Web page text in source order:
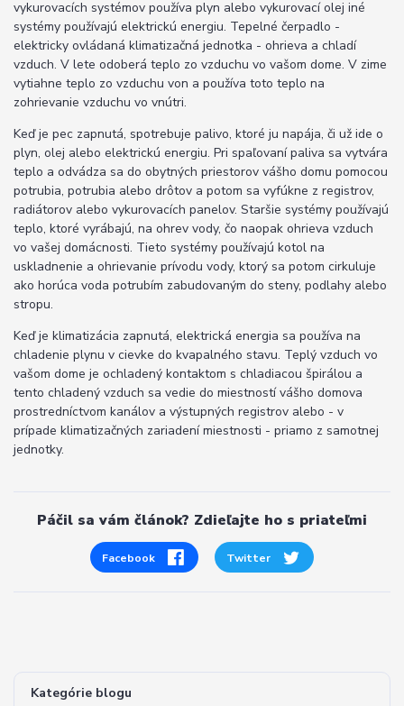
Kategórie blogu
vykurovacích systémov používa plyn alebo vykurovací olej iné
systémy používajú elektrickú energiu. Tepelné čerpadlo -
elektricky ovládaná klimatizačná jednotka - ohrieva a chladí
vzduch. V lete odoberá teplo zo vzduchu vo vašom dome. V zime
vytiahne teplo zo vzduchu von a používa toto teplo na
zohrievanie vzduchu vo vnútri.
Keď je pec zapnutá, spotrebuje palivo, ktoré ju napája, či už ide o
plyn, olej alebo elektrickú energiu. Pri spaľovaní paliva sa vytvára
teplo a odvádza sa do obytných priestorov vášho domu pomocou
potrubia, potrubia alebo drôtov a potom sa vyfúkne z registrov,
radiátorov alebo vykurovacích panelov. Staršie systémy používajú
teplo, ktoré vyrábajú, na ohrev vody, čo naopak ohrieva vzduch
vo vašej domácnosti. Tieto systémy používajú kotol na
uskladnenie a ohrievanie prívodu vody, ktorý sa potom cirkuluje
ako horúca voda potrubím zabudovaným do steny, podlahy alebo
stropu.
Keď je klimatizácia zapnutá, elektrická energia sa používa na
chladenie plynu v cievke do kvapalného stavu. Teplý vzduch vo
vašom dome je ochladený kontaktom s chladiacou špirálou a
tento chladený vzduch sa vedie do miestností vášho domova
prostredníctvom kanálov a výstupných registrov alebo - v
prípade klimatizačných zariadení miestnosti - priamo z samotnej
jednotky.
Páčil sa vám článok? Zdieľajte ho s priateľmi
Facebook Twitter